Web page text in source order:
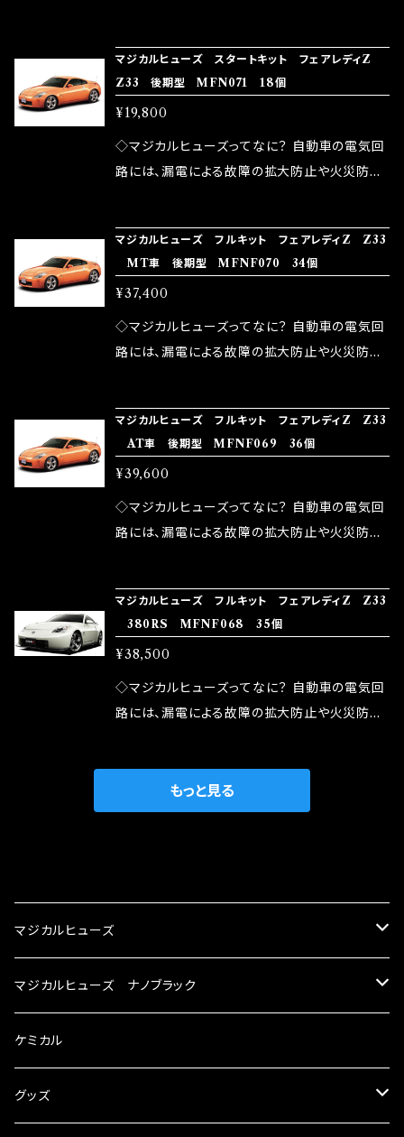
など、これらの効果は、タウンユースだけでなく、
モータースポーツシーンでの実証実験の上、 製
品化を果たしております。
ズが、マジカルヒューズになります。 ◇マジカル
ヒューズの効果 マジカルヒューズは放電防止効
果・接触抵抗低減効果により、このような効果を
発揮します。 ・アクセルレスポンスの向上 ・アイ
ドリング安定化（静粛性UP） ・ターボ車のターボ
など、これらの効果は、タウンユースだけでなく、
モータースポーツシーンでの実証実験の上、 製
品化を果たしております。
路として、各回路への電力供給を行っています。
しかし、ヒューズには拭い去れない欠点があり
ます。 1.溶接回路であるため、配線と比較し抵抗
が大きい。 2.金属部分が露出している為、空気
中に漏電してしまう。 3.金属プレートが接触する
ズが、マジカルヒューズになります。 ◇マジカル
ヒューズの効果 マジカルヒューズは放電防止効
果・接触抵抗低減効果により、このような効果を
発揮します。 ・アクセルレスポンスの向上 ・アイ
ドリング安定化（静粛性UP） ・ターボ車のターボ
など、これらの効果は、タウンユースだけでなく、
モータースポーツシーンでの実証実験の上、 製
品化を果たしております。
マジカルヒューズ スタートキット フェアレディZ
Z33 後期型 MFN071 18個
¥19,800
◇マジカルヒューズってなに？ 自動車の電気回
路には、漏電による故障の拡大防止や火災防止
路として、各回路への電力供給を行っています。
しかし、ヒューズには拭い去れない欠点があり
ます。 1.溶接回路であるため、配線と比較し抵抗
が大きい。 2.金属部分が露出している為、空気
中に漏電してしまう。 3.金属プレートが接触する
ズが、マジカルヒューズになります。 ◇マジカル
ヒューズの効果 マジカルヒューズは放電防止効
果・接触抵抗低減効果により、このような効果を
発揮します。 ・アクセルレスポンスの向上 ・アイ
ドリング安定化（静粛性UP） ・ターボ車のターボ
など、これらの効果は、タウンユースだけでなく、
モータースポーツシーンでの実証実験の上、 製
品化を果たしております。
マジカルヒューズ フルキット フェアレディZ Z33
MT車 後期型 MFNF070 34個
¥37,400
◇マジカルヒューズってなに？ 自動車の電気回
路には、漏電による故障の拡大防止や火災防止
路として、各回路への電力供給を行っています。
しかし、ヒューズには拭い去れない欠点があり
ます。 1.溶接回路であるため、配線と比較し抵抗
が大きい。 2.金属部分が露出している為、空気
中に漏電してしまう。 3.金属プレートが接触する
ズが、マジカルヒューズになります。 ◇マジカル
ヒューズの効果 マジカルヒューズは放電防止効
果・接触抵抗低減効果により、このような効果を
発揮します。 ・アクセルレスポンスの向上 ・アイ
ドリング安定化（静粛性UP） ・ターボ車のターボ
など、これらの効果は、タウンユースだけでなく、
モータースポーツシーンでの実証実験の上、 製
マジカルヒューズ フルキット フェアレディZ Z33
AT車 後期型 MFNF069 36個
¥39,600
◇マジカルヒューズってなに？ 自動車の電気回
路には、漏電による故障の拡大防止や火災防止
路として、各回路への電力供給を行っています。
しかし、ヒューズには拭い去れない欠点があり
ます。 1.溶接回路であるため、配線と比較し抵抗
が大きい。 2.金属部分が露出している為、空気
中に漏電してしまう。 3.金属プレートが接触する
ズが、マジカルヒューズになります。 ◇マジカル
ヒューズの効果 マジカルヒューズは放電防止効
の音質向上 ・ヘッドランプの光量UP ・燃費向上
など、これらの効果は、タウンユースだけでなく、
モータースポーツシーンでの実証実験の上、 製
品化を果たしております。
マジカルヒューズ フルキット フェアレディZ Z33
380RS MFNF068 35個
¥38,500
◇マジカルヒューズってなに？ 自動車の電気回
路には、漏電による故障の拡大防止や火災防止
路として、各回路への電力供給を行っています。
しかし、ヒューズには拭い去れない欠点があり
ヒューズの効果 マジカルヒューズは放電防止効
果・接触抵抗低減効果により、このような効果を
ドリング安定化（静粛性UP） ・ターボ車のターボ
ラグ改善 ・低速からのトルクアップ ・オーディオ
もっと見る
マジカルヒューズ
スズキ
KEI
アルト
スバル
BRZ
ダイハツ
マジカルヒューズ ナノブラック
スズキ ブラック
KEI
スバル ブラック
ケミカル
グッズ